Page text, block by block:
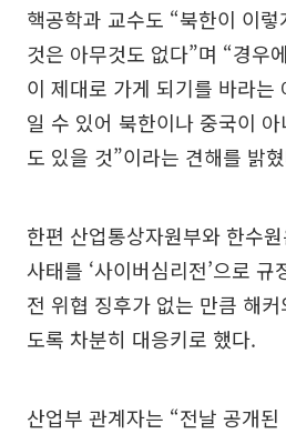
핵공학과 교수도 “북한이 이
것은 아무것도 없다”며 “경우
이 제대로 가게 되기를 바라는
일 수 있어 북한이나 중국이
도 있을 것”이라는 견해를 밝
한편 산업통상자원부와 한수
사태를 ‘사이버심리전’으로
전 위협 징후가 없는 만큼 해
도록 차분히 대응키로 했다.
산업부 관계자는 “전날 공개